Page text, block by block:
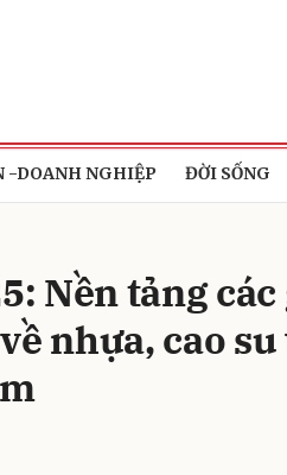
-DOANH NGHIỆP ĐỜI SỐNG
Nền tảng
nhựa, cao su